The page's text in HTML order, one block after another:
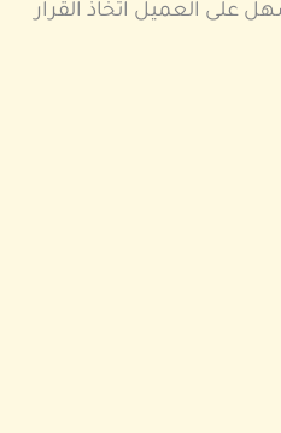
على العميل اتخاذ القرار